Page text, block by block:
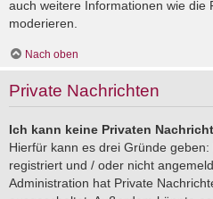
auch weitere Informationen wie die
moderieren.
Nach oben
Private Nachrichten
Ich kann keine Privaten
Hierfür kann es drei Gründe
registriert und / oder nicht
Administration hat Private